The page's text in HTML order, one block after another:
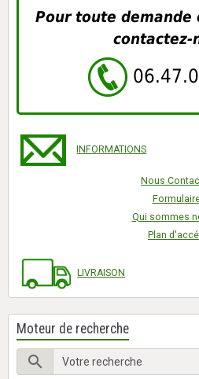
Pour toute demande
contactez-
INFORMATIONS
Nous
Qui sommes
Plan
LIVRAISON
Moteur de recherche